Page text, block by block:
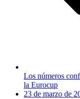
Los números
la Eurocup
23 de marzo de